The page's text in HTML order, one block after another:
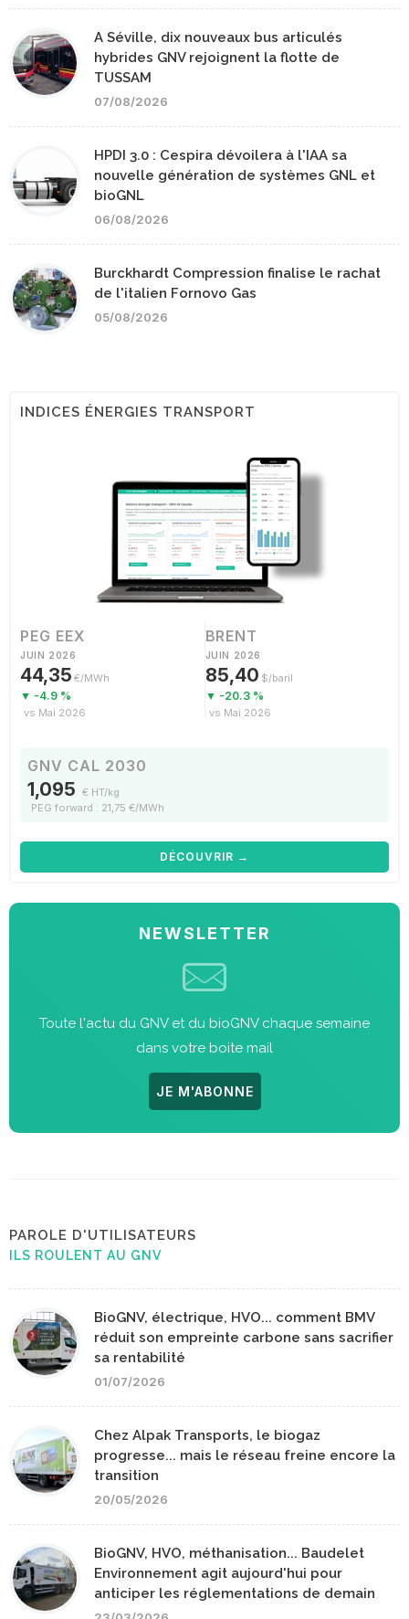
A Séville, dix nouveaux bus articulés
hybrides GNV rejoignent la flotte de
TUSSAM
07/08/2026
HPDI 3.0 : Cespira dévoilera à l'IAA sa
nouvelle génération de systèmes GNL et
bioGNL
06/08/2026
Burckhardt Compression finalise le rachat
de l'italien Fornovo Gas
05/08/2026
INDICES ÉNERGIES TRANSPORT
PEG EEX
JUIN 2026
44,35 €/MWh
▼ -4.9 %
vs Mai 2026
BRENT
JUIN 2026
85,40 $/baril
▼ -20.3 %
vs Mai 2026
GNV CAL 2030
1,095 € HT/kg
PEG forward : 21,75 €/MWh
DÉCOUVRIR →
NEWSLETTER
Toute l'actu du GNV et du bioGNV chaque semaine
dans votre boite mail
JE M'ABONNE
PAROLE D'UTILISATEURS
ILS ROULENT AU GNV
BioGNV, électrique, HVO... comment BMV
réduit son empreinte carbone sans sacrifier
sa rentabilité
01/07/2026
Chez Alpak Transports, le biogaz
progresse... mais le réseau freine encore la
transition
20/05/2026
BioGNV, HVO, méthanisation... Baudelet
Environnement agit aujourd'hui pour
anticiper les réglementations de demain